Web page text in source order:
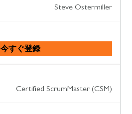
Steve Ostermiller
今すぐ登録
Certified ScrumMaster (CSM)